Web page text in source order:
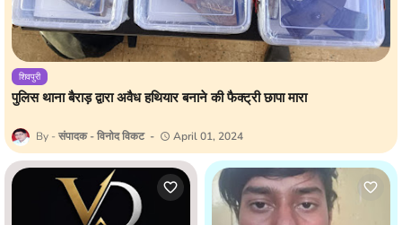
शिवपुरी
पुलिस थाना बैराड़ द्वारा अवैध हथियार बनाने की फैक्ट्री छापा मारा
संपादक - विनोद विकट April 01, 2024